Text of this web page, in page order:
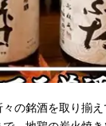
の銘酒を取り揃